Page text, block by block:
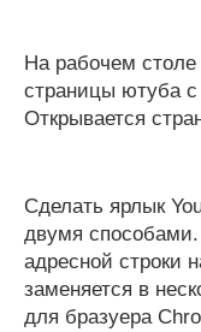
На рабочем
страницы ютуба с
Открывается
Сделать ярлык
двумя
адресной строки
заменяется в
для бразуера